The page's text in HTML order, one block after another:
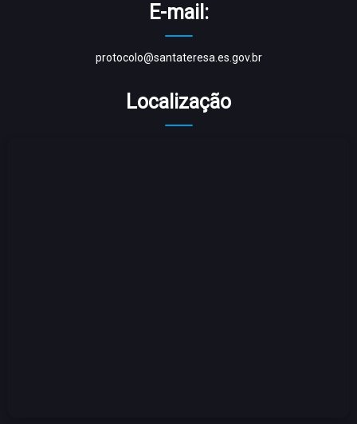
E-mail:
protocolo@santateresa.es.gov.br
Localização